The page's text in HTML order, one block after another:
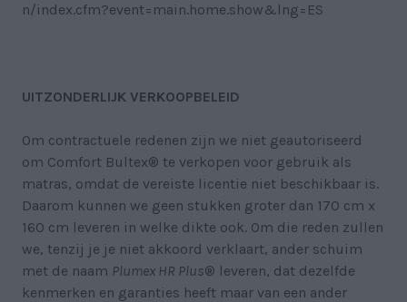
n/index.cfm?event=main.home.show&lng=ES
UITZONDERLIJK VERKOOPBELEID
Om contractuele redenen zijn we niet geautoriseerd
om Comfort Bultex® te verkopen voor gebruik als
matras, omdat de vereiste licentie niet beschikbaar is.
Daarom kunnen we geen stukken groter dan 170 cm x
160 cm leveren in welke dikte ook. Om die reden zullen
we, tenzij je je niet akkoord verklaart, ander schuim
met de naam Plumex HR Plus® leveren, dat dezelfde
kenmerken en garanties heeft maar van een ander